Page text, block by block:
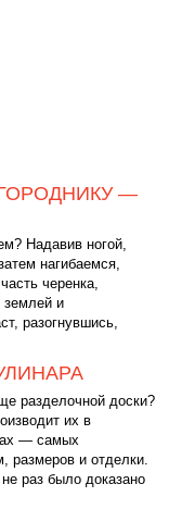
—
Надавив ногой,
нагибаемся,
черенка,
землей и
разогнувшись,
разделочной доски?
их в
— самых
размеров и отделки.
раз было доказано